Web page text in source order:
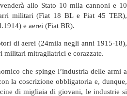
allo Stato 10 mila cannoni e 10
militari (Fiat 18 BL e Fiat 45 TER),
e aerei (Fiat BR).
di aerei (24mila negli anni 1915-18),
militari mitragliatrici e corazzate.
che spinge l’industria delle armi a
la coscrizione obbligatoria e, dunque,
di migliaia di giovani, le industrie si